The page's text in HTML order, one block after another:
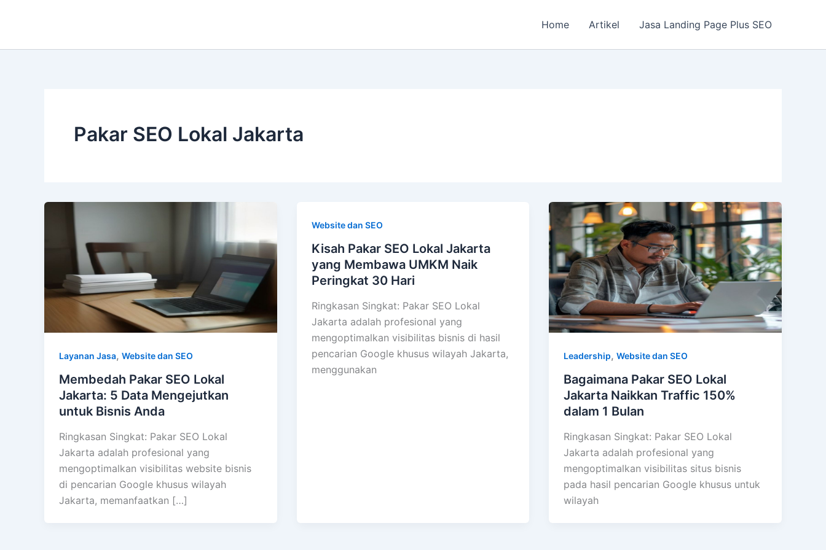
Home Artikel Jasa Landing Page Plus SEO
Pakar SEO Lokal Jakarta
Layanan Jasa, Website dan SEO
Membedah Pakar SEO Lokal
Jakarta: 5 Data Mengejutkan
untuk Bisnis Anda
Ringkasan Singkat: Pakar SEO Lokal
Jakarta adalah profesional yang
mengoptimalkan visibilitas website bisnis
di pencarian Google khusus wilayah
Jakarta, memanfaatkan […]
Website dan SEO
Kisah Pakar SEO Lokal Jakarta
yang Membawa UMKM Naik
Peringkat 30 Hari
Ringkasan Singkat: Pakar SEO Lokal
Jakarta adalah profesional yang
mengoptimalkan visibilitas bisnis di hasil
pencarian Google khusus wilayah Jakarta,
menggunakan
Leadership,Website dan SEO
Bagaimana Pakar SEO Lokal
Jakarta Naikkan Traffic 150%
dalam 1 Bulan
Ringkasan Singkat: Pakar SEO Lokal
Jakarta adalah profesional yang
mengoptimalkan visibilitas situs bisnis
pada hasil pencarian Google khusus untuk
wilayah